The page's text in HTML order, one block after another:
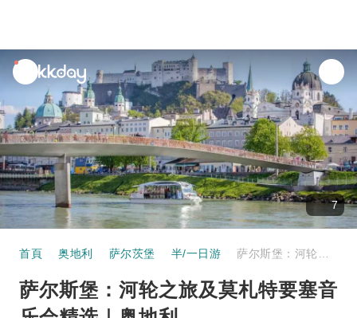
unread
notifications
7
首頁 奥地利 萨尔茨堡 半/一日游
萨尔斯堡：河轮之旅及莫札特要塞音